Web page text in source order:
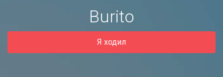
Burito
Я ходил